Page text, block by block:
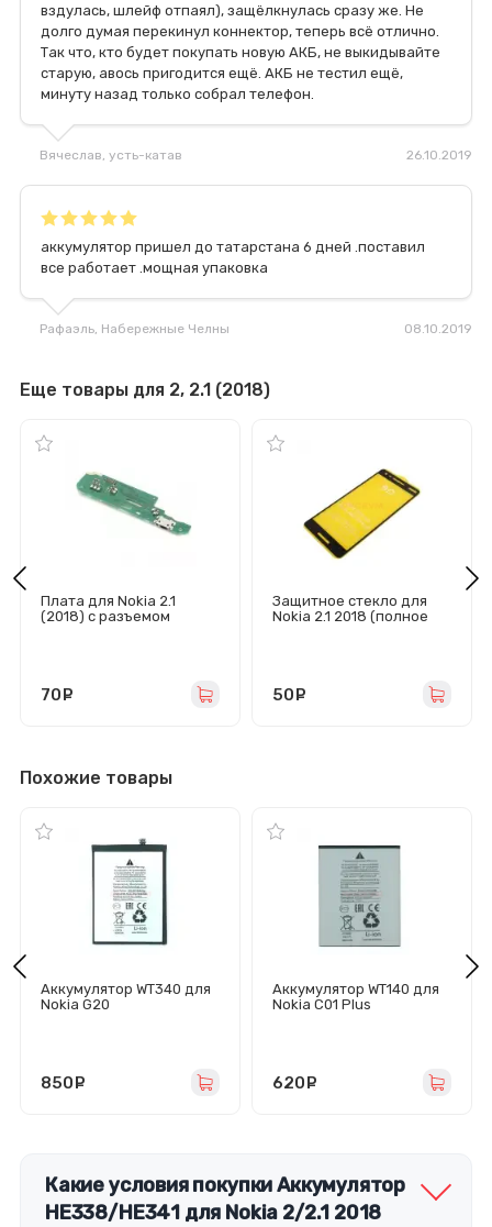
вздулась, шлейф отпаял), защёлкнулась сразу же. Не
долго думая перекинул коннектор, теперь всё отлично.
Так что, кто будет покупать новую АКБ, не выкидывайте
старую, авось пригодится ещё. АКБ не тестил ещё,
минуту назад только собрал телефон.
Вячеслав, усть-катав 26.10.2019
аккумулятор пришел до татарстана 6 дней .поставил
все работает .мощная упаковка
Рафаэль, Набережные Челны 08.10.2019
Еще товары для 2, 2.1 (2018)
Плата для Nokia 2.1
(2018) с разъемом
70
Защитное стекло для
Nokia 2.1 2018 (полное
50
Похожие товары
Аккумулятор WT340 для
Nokia G20
850
Аккумулятор WT140 для
Nokia C01 Plus
620
Какие условия покупки Аккумулятор
HE338/HE341 для Nokia 2/2.1 2018